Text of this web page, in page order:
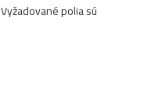
Vyžadované polia sú